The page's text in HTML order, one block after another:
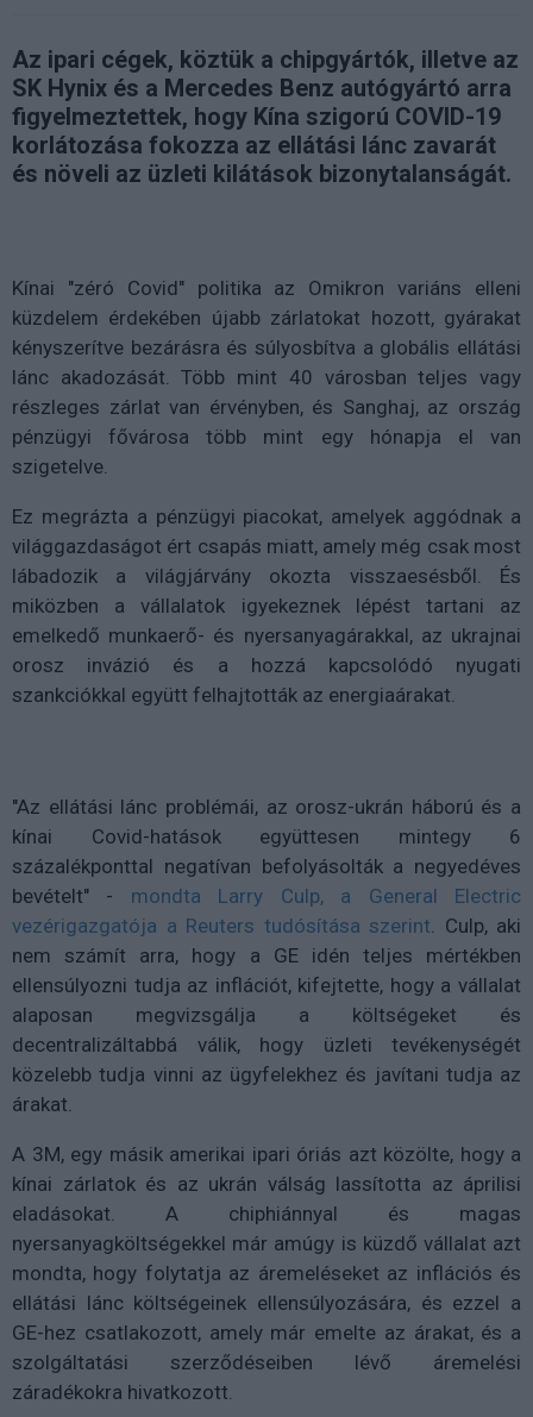
Az ipari cégek, köztük a chipgyártók, illetve az
SK Hynix és a Mercedes Benz autógyártó arra
figyelmeztettek, hogy Kína szigorú COVID-19
korlátozása fokozza az ellátási lánc zavarát
és növeli az üzleti kilátások bizonytalanságát.
Kínai "zéró Covid" politika az Omikron variáns elleni
küzdelem érdekében újabb zárlatokat hozott, gyárakat
kényszerítve bezárásra és súlyosbítva a globális ellátási
lánc akadozását. Több mint 40 városban teljes vagy
részleges zárlat van érvényben, és Sanghaj, az ország
pénzügyi fővárosa több mint egy hónapja el van
szigetelve.
Ez megrázta a pénzügyi piacokat, amelyek aggódnak a
világgazdaságot ért csapás miatt, amely még csak most
lábadozik a világjárvány okozta visszaesésből. És
miközben a vállalatok igyekeznek lépést tartani az
emelkedő munkaerő- és nyersanyagárakkal, az ukrajnai
orosz invázió és a hozzá kapcsolódó nyugati
szankciókkal együtt felhajtották az energiaárakat.
"Az ellátási lánc problémái, az orosz-ukrán háború és a
kínai Covid-hatások együttesen mintegy 6
százalékponttal negatívan befolyásolták a negyedéves
bevételt" - mondta Larry Culp, a General Electric
vezérigazgatója a Reuters tudósítása szerint . Culp, aki
nem számít arra, hogy a GE idén teljes mértékben
ellensúlyozni tudja az inflációt, kifejtette, hogy a vállalat
alaposan megvizsgálja a költségeket és
decentralizáltabbá válik, hogy üzleti tevékenységét
közelebb tudja vinni az ügyfelekhez és javítani tudja az
árakat.
A 3M, egy másik amerikai ipari óriás azt közölte, hogy a
kínai zárlatok és az ukrán válság lassította az áprilisi
eladásokat. A chiphiánnyal és magas
nyersanyagköltségekkel már amúgy is küzdő vállalat azt
mondta, hogy folytatja az áremeléseket az inflációs és
ellátási lánc költségeinek ellensúlyozására, és ezzel a
GE-hez csatlakozott, amely már emelte az árakat, és a
szolgáltatási szerződéseiben lévő áremelési
záradékokra hivatkozott.